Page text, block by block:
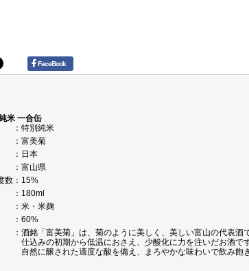
FaceBook
米 一合缶
特別純米
富美菊
日本
富山県
数
15%
180ml
米・米麹
60%
酒銘「富美菊」は、菊のように美しく、美しい富山の代表酒
仕込みの初期から低温におさえ、少酸化に力を注いだお酒です
自然に醸された適度な酸を備え、まろやかな味わいで飲み飽